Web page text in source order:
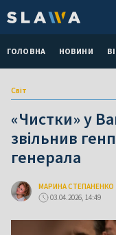
ГОЛОВНА НОВИНИ
Світ
«Чистки» у
звільнив
генерала
МАРИНА СТЕПАНЕНКО
03.04.2026, 14:49